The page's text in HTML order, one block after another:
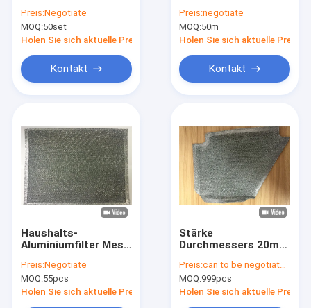
Mesh Multi Layers
For Kitchen-
Ventilator
Preis:Negotiate
MOQ:50set
Holen Sie sich aktuelle Preis
Kontakt
Microwave Ovens
0.05mm wie Faden
Preis:negotiate
MOQ:50m
Holen Sie sich aktuelle Preis
Kontakt
Haushalts-
Aluminiumfilter Mesh
White fertigte ODM
ohne Rahmen
besonders an
Preis:Negotiate
MOQ:55pcs
Holen Sie sich aktuelle Preis
Stärke
Durchmessers 20mm
Aluminiumfilter-
Maschen-80mm für
Küchen-
Preis:can to be negotiated
MOQ:999pcs
Holen Sie sich aktuelle Preis